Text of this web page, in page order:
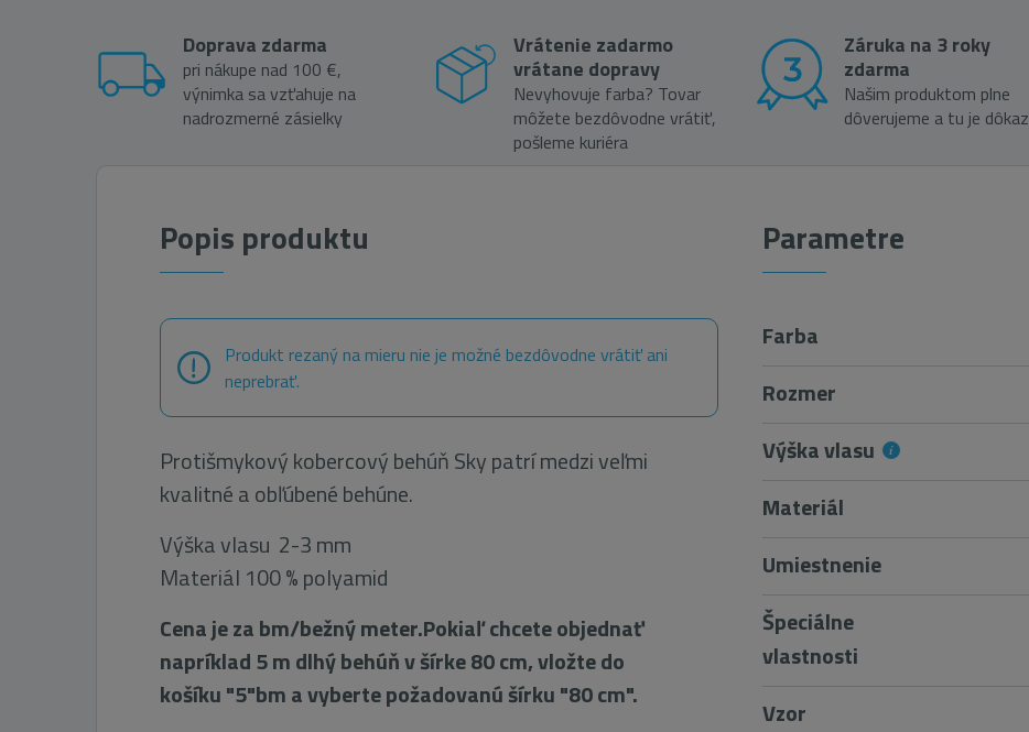
Doprava zdarma
pri nákupe nad 100 €,
výnimka sa vzťahuje na
nadrozmerné zásielky
Vrátenie zadarmo
vrátane dopravy
Nevyhovuje farba? Tovar
môžete bezdôvodne vrátiť,
pošleme kuriéra
Záruka na 3 roky
zdarma
Našim produktom plne
dôverujeme a tu je dôkaz
Popis produktu
Produkt rezaný na mieru nie je možné bezdôvodne vrátiť ani
neprebrať.
Protišmykový kobercový behúň Sky patrí medzi veľmi
kvalitné a obľúbené behúne.
Výška vlasu 2-3 mm
Materiál 100 % polyamid
Cena je za bm/bežný meter.Pokiaľ chcete objednať
napríklad 5 m dlhý behúň v šírke 80 cm, vložte do
košíku "5"bm a vyberte požadovanú šírku "80 cm".
Parametre
Farba
Rozmer
Výška vlasu
Materiál
Umiestnenie
Špeciálne
vlastnosti
Vzor